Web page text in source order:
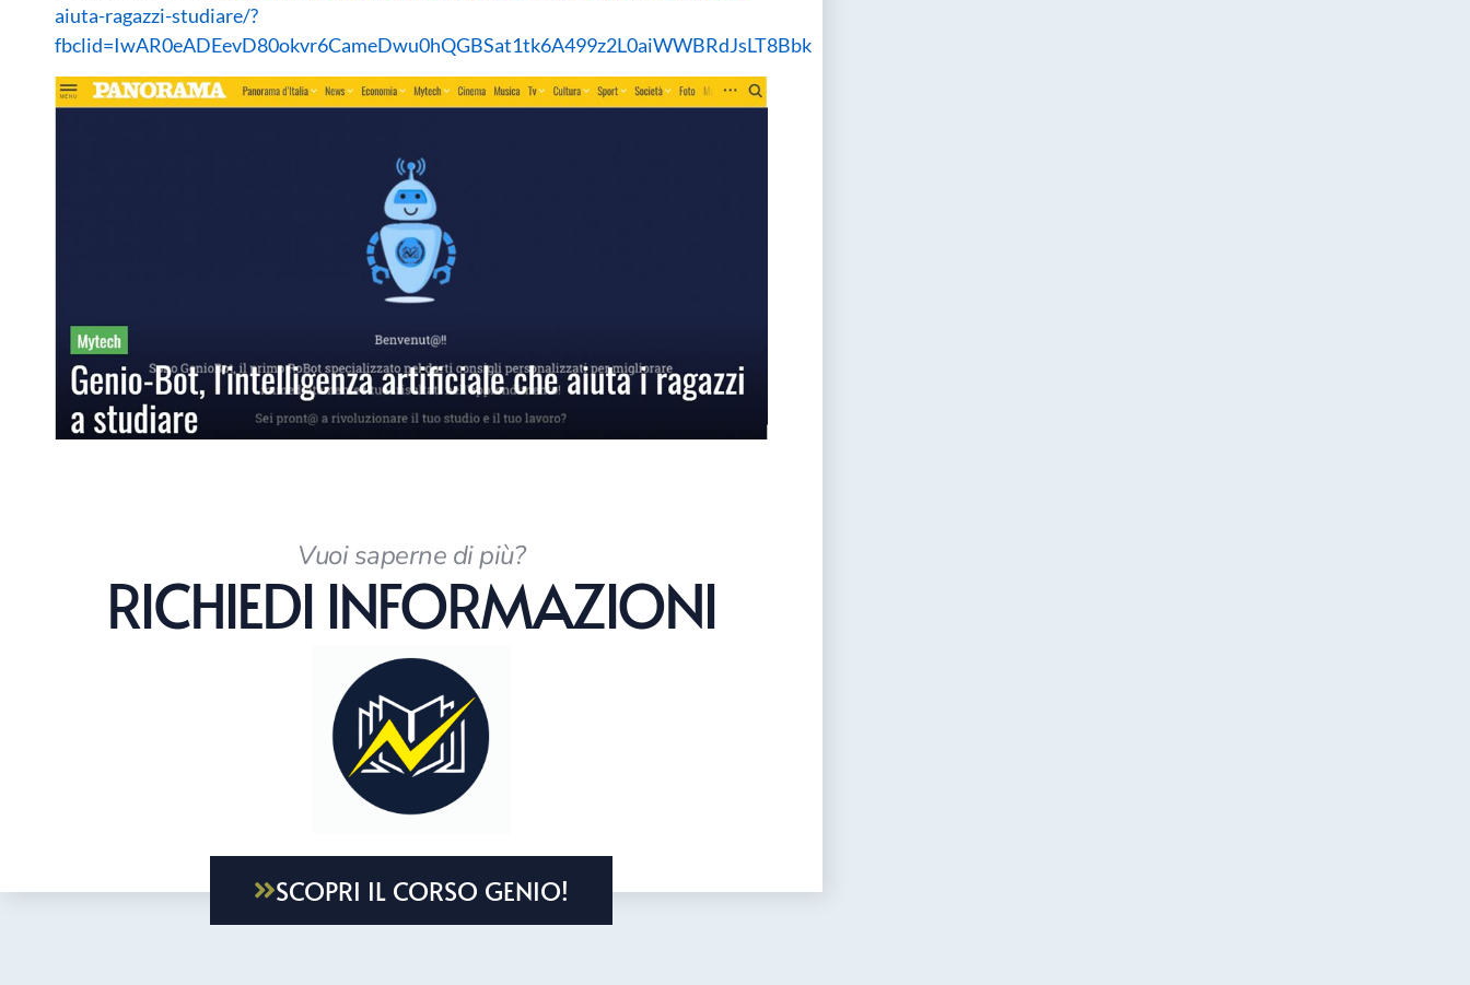
aiuta-ragazzi-studiare/?
fbclid=IwAR0eADEevD80okvr6CameDwu0hQGBSat1tk6A499z2L0aiWWBRdJsLT8Bbk
Vuoi saperne di più?
RICHIEDI INFORMAZIONI
SCOPRI IL CORSO GENIO!